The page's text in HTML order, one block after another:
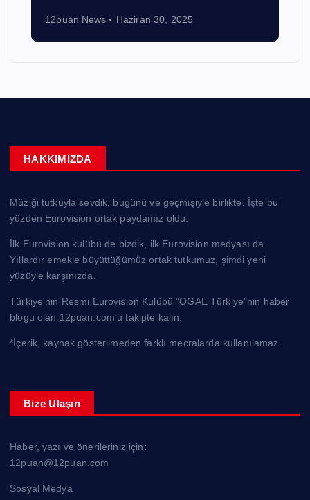
12puan News Haziran 30, 2025
HAKKIMIZDA
Müziği tutkuyla sevdik, bugünü ve geçmişiyle birlikte. İşte bu
yüzden Eurovision ortak paydamız oldu.
İlk Eurovision kulübü de bizdik, ilk Eurovision medyası da.
Yıllardır emekle büyüttüğümüz ortak tutkumuz, şimdi yeni
yüzüyle karşınızda.
Türkiye'nin Resmi Eurovision Kulübü "OGAE Türkiye"nin haber
blogu olan 12puan.com'u takipte kalın.
*İçerik, kaynak gösterilmeden farklı mecralarda kullanılamaz.
Bize Ulaşın
Haber, yazı ve önerileriniz için:
12puan@12puan.com
Sosyal Medya